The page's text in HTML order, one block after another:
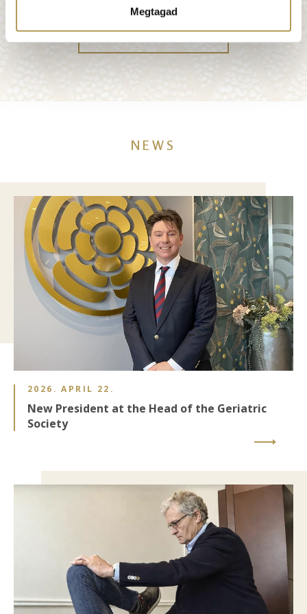
Megtagad
NEWS
Image
2026. APRIL 22.
New President at the Head of the Geriatric
Society